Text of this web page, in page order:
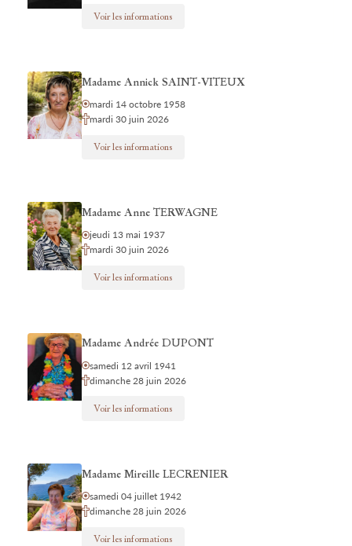
Voir les informations
Madame Annick SAINT-VITEUX
mardi 14 octobre 1958
mardi 30 juin 2026
Voir les informations
Madame Anne TERWAGNE
jeudi 13 mai 1937
mardi 30 juin 2026
Voir les informations
Madame Andrée DUPONT
samedi 12 avril 1941
dimanche 28 juin 2026
Voir les informations
Madame Mireille LECRENIER
samedi 04 juillet 1942
dimanche 28 juin 2026
Voir les informations